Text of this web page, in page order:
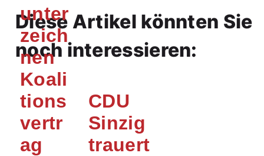
Diese Artikel könnten Sie
noch interessieren:
unter
zeich
nen
Koali
tions
vertr
ag
CDU
Sinzig
trauert